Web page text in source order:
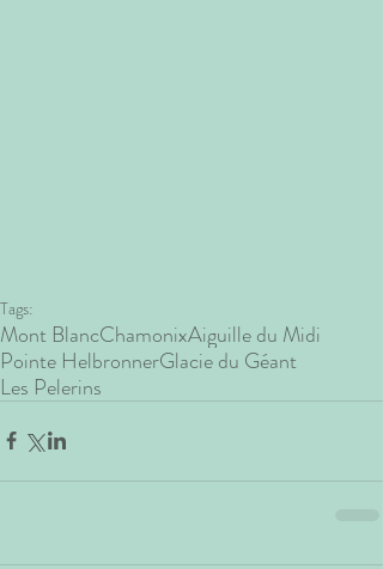
Tags:
Mont BlancChamonixAiguille du Midi
Pointe HelbronnerGlacie du Géant
Les Pelerins